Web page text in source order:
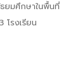
ยมศึกษาในพื้นที่
รงเรียน